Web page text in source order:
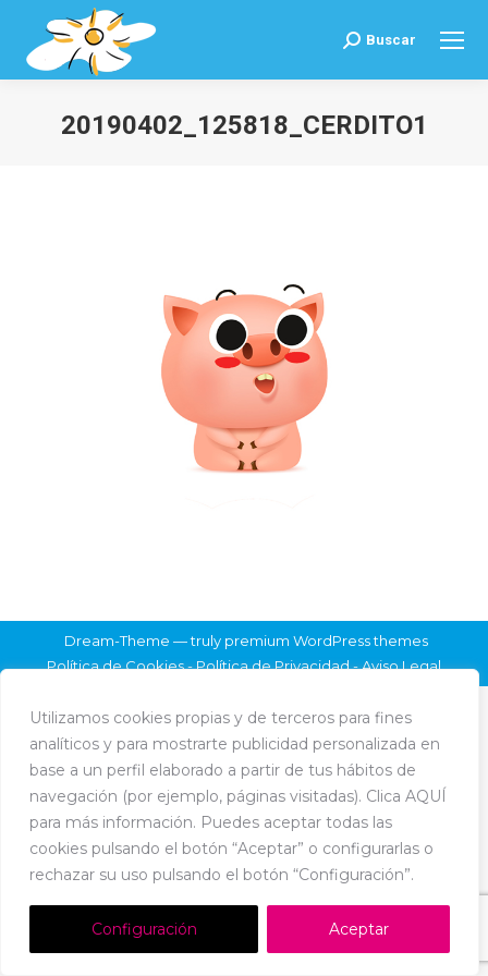
Utilizamos cookies propias y de terceros para fines
analíticos y para mostrarte publicidad personalizada en
base a un perfil elaborado a partir de tus hábitos de
navegación (por ejemplo, páginas visitadas). Clica AQUÍ
para más información. Puedes aceptar todas las
cookies pulsando el botón “Aceptar” o configurarlas o
rechazar su uso pulsando el botón “Configuración”.
Configuración Aceptar
Buscar:
Buscar
20190402_125818_CERDITO1
Dream-Theme — truly premium WordPress themes
Política de Cookies-Política de Privacidad-Aviso Legal